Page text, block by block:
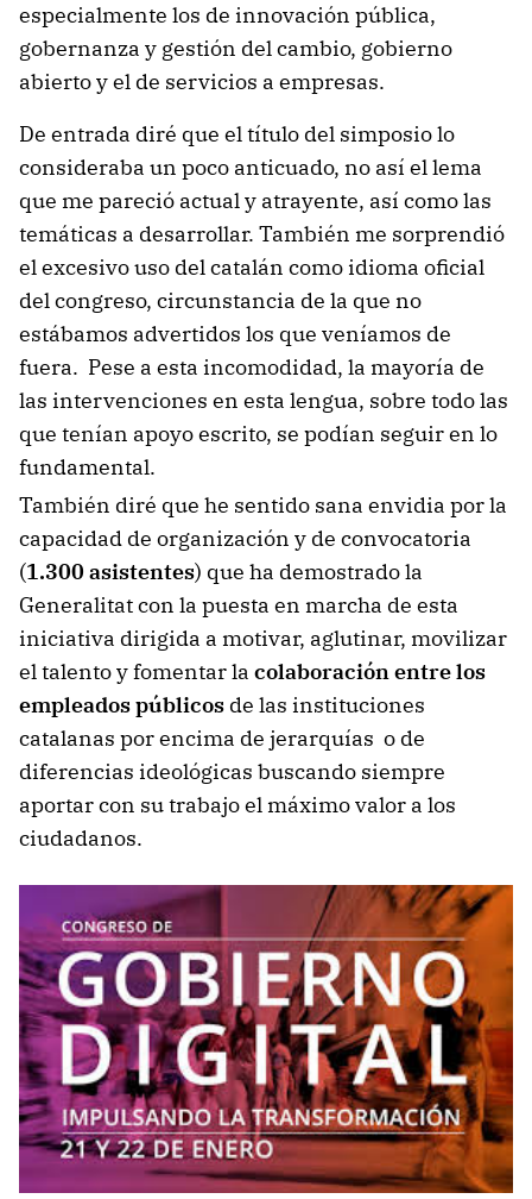
especialmente los de innovación pública,
gobernanza y gestión del cambio, gobierno
abierto y el de servicios a empresas.
De entrada diré que el título del simposio lo
consideraba un poco anticuado, no así el lema
que me pareció actual y atrayente, así como las
temáticas a desarrollar. También me sorprendió
el excesivo uso del catalán como idioma oficial
del congreso, circunstancia de la que no
estábamos advertidos los que veníamos de
fuera. Pese a esta incomodidad, la mayoría de
las intervenciones en esta lengua, sobre todo las
que tenían apoyo escrito, se podían seguir en lo
fundamental.
También diré que he sentido sana envidia por la
capacidad de organización y de convocatoria
(1.300 asistentes) que ha demostrado la
Generalitat con la puesta en marcha de esta
iniciativa dirigida a motivar, aglutinar, movilizar
el talento y fomentar la colaboración entre los
empleados públicos de las instituciones
catalanas por encima de jerarquías o de
diferencias ideológicas buscando siempre
aportar con su trabajo el máximo valor a los
ciudadanos.